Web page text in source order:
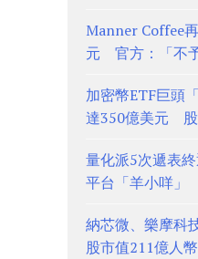
Manner Coffee
元 官方：「不
加密幣ETF巨頭
達350億美元 股
量化派5次遞表
平台「羊小咩」
納芯微、樂摩科
股市值211億人